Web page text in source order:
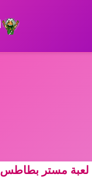
لعبة مستر بطاطس